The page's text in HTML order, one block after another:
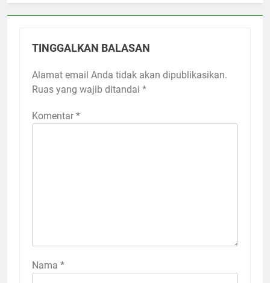
TINGGALKAN BALASAN
Alamat email Anda tidak akan dipublikasikan.
Ruas yang wajib ditandai *
Komentar *
Nama *